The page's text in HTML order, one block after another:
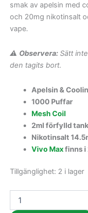
smak av apelsin med
och 20mg nikotinsalt
vape.
⚠ Observera: Sätt
den tagits bort.
Apelsin &
1000 Puffar
Mesh Coil
2ml förfylld tank
Nikotinsalt
Vivo Maxfinns i
Tillgänglighet: 2 i lager